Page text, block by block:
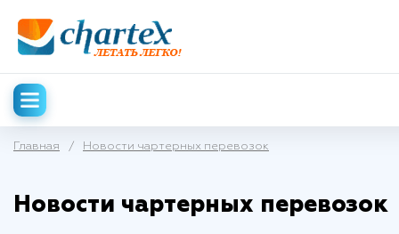
Главная / Новости чартерных перевозок
Новости чартерных перевозок